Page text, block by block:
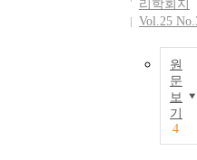
리학회지
Vol.25
원
문
보
기
4